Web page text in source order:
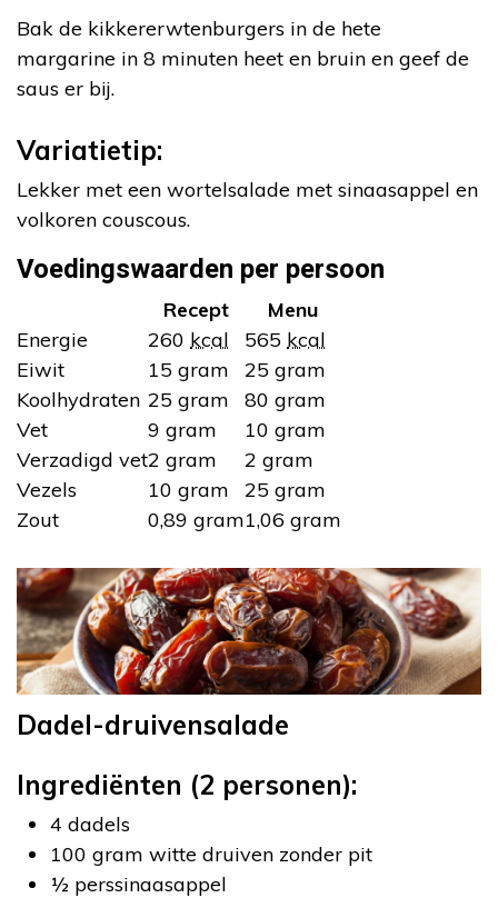
Bak de kikkererwtenburgers in de hete
margarine in 8 minuten heet en bruin en geef de
saus er bij.
Variatietip:
Lekker met een wortelsalade met sinaasappel en
volkoren couscous.
Voedingswaarden per persoon
Recept
Menu
Energie
260 kcal 565 kcal
Eiwit
15 gram
25 gram
Koolhydraten 25 gram
80 gram
Vet
9 gram
10 gram
Verzadigd vet2 gram
2 gram
Vezels
10 gram
25 gram
Zout
0,89 gram1,06 gram
Dadel-druivensalade
Ingrediënten (2 personen):
4 dadels
100 gram witte druiven zonder pit
½ perssinaasappel